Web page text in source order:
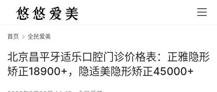
首页 全民爱美
北京昌平牙适乐口腔门诊价格表：正雅隐形
矫正18900+，隐适美隐形矫正45000+